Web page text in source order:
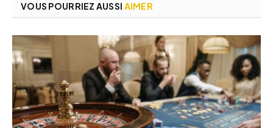
VOUS POURRIEZ AUSSI AIMER